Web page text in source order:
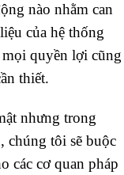
nào nhằm can
của hệ thống
quyền lợi cũng
thiết.
nhưng trong
chúng tôi sẽ buộc
các cơ quan pháp